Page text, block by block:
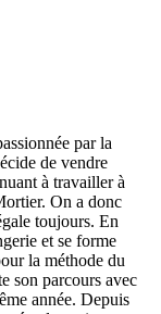
par la
de vendre
à travailler à
On a donc
toujours. En
et se forme
la méthode du
son parcours avec
année. Depuis